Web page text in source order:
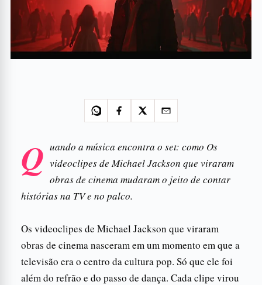
Q uando a música encontra o set: como Os
videoclipes de Michael Jackson que viraram
obras de cinema mudaram o jeito de contar
histórias na TV e no palco.
Os videoclipes de Michael Jackson que viraram
obras de cinema nasceram em um momento em que a
televisão era o centro da cultura pop. Só que ele foi
além do refrão e do passo de dança. Cada clipe virou